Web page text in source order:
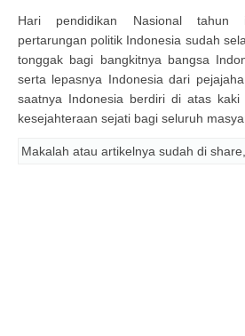
Hari pendidikan Nasional tahun
pertarungan politik Indonesia sudah
tonggak bagi bangkitnya bangsa
serta lepasnya Indonesia dari
saatnya Indonesia berdiri di atas kaki
kesejahteraan sejati bagi seluruh
Makalah atau artikelnya sudah di